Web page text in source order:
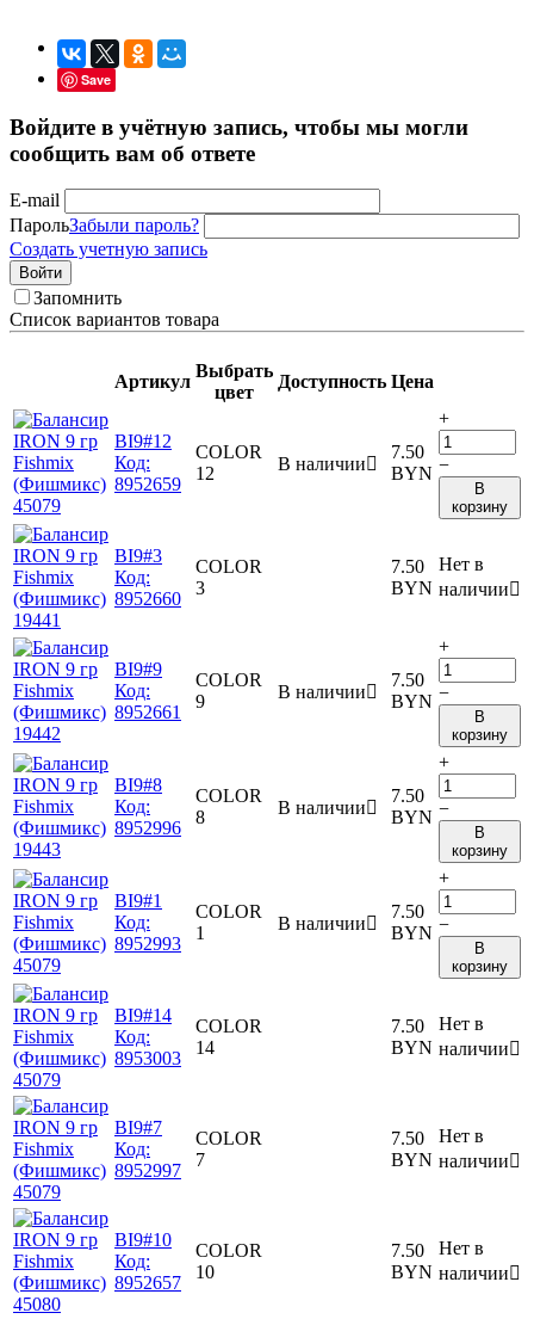
Save
Войдите в учётную запись, чтобы мы могли
сообщить вам об ответе
E-mail
ПарольЗабыли пароль?
Создать учетную запись
Войти
Запомнить
Список вариантов товара
Артикул
Выбрать
цвет
Доступность Цена
BI9#12
Код:
8952659
COLOR
12
В наличии
7.50
BYN
+
−
В
корзину
BI9#3
Код:
8952660
COLOR
3
7.50
BYN
Нет в
наличии
BI9#9
Код:
8952661
COLOR
9
В наличии
7.50
BYN
+
−
В
корзину
BI9#8
Код:
8952996
COLOR
8
В наличии
7.50
BYN
+
−
В
корзину
BI9#1
Код:
8952993
COLOR
1
В наличии
7.50
BYN
+
−
В
корзину
BI9#14
Код:
8953003
COLOR
14
7.50
BYN
Нет в
наличии
BI9#7
Код:
8952997
COLOR
7
7.50
BYN
Нет в
наличии
BI9#10
Код:
8952657
COLOR
10
7.50
BYN
Нет в
наличии